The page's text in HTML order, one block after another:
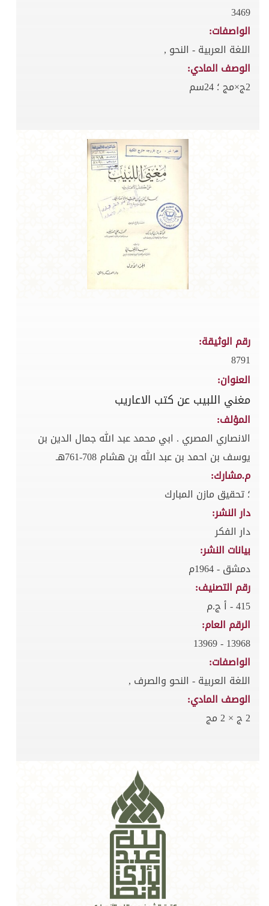
3469
الواصفات:
اللغة العربية - النحو ,
الوصف المادي:
2ج×مج ؛ 24سم
رقم الوثيقة:
8791
العنوان:
مغني اللبيب عن كتب الاعاريب
المؤلف:
الانصاري المصري . ابي محمد عبد الله جمال الدين بن
يوسف بن احمد بن عبد الله بن هشام 708-761هـ
م.مشارك:
؛ تحقيق مازن المبارك
دار النشر:
دار الفكر
بيانات النشر:
دمشق - 1964م
رقم التصنيف:
415 - أ ج.م
الرقم العام:
13968 - 13969
الواصفات:
اللغة العربية - النحو والصرف ,
الوصف المادي:
2 ج × 2 مج